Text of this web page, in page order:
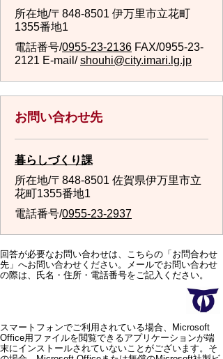
所在地/〒848-8501 伊万里市立花町
1355番地1
電話番号/0955-23-2136 FAX/0955-23-
2121 E-mail/shouhi@city.imari.lg.jp
お問い合わせ先
暮らしづくり課
所在地/〒848-8501 佐賀県伊万里市立
花町1355番地1
電話番号/0955-23-2937
回答が必要なお問い合わせは、こちらの「お問合わせ
先」へお問い合わせください。メールでお問い合わせ
の際は、氏名・住所・電話番号をご記入ください。
スマートフォンでご利用されている場合、Microsoft
Office用ファイルを閲覧できるアプリケーションが端
末にインストールされていないことがございます。そ